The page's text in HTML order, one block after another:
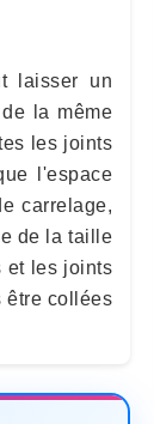
laisser un
la même
les joints
l'espace
carrelage,
de la taille
et les joints
être collées